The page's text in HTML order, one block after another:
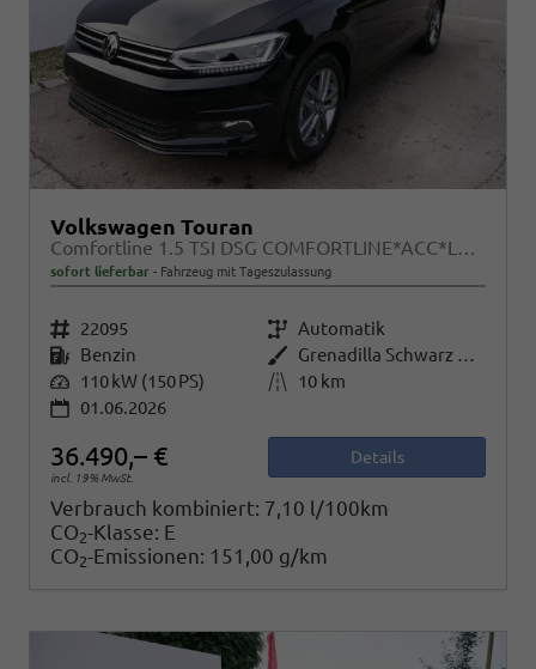
Volkswagen Touran
Comfortline 1.5 TSI DSG COMFORTLINE*ACC*LED*PDC*KAMERA*NAVI*SHZ* 7-SITZER 17-ZOLL
sofort lieferbar Fahrzeug mit Tageszulassung
Fahrzeugnr. 22095 Getriebe Automatik
Kraftstoff Benzin Außenfarbe
Grenadilla Schwarz Metallic
Leistung 110 kW (150 PS) Kilometerstand
10 km
01.06.2026
36.490,– €
incl. 19% MwSt.
Details
Verbrauch kombiniert: 7,10 l/100km
CO2-Klasse: E
CO2-Emissionen: 151,00 g/km